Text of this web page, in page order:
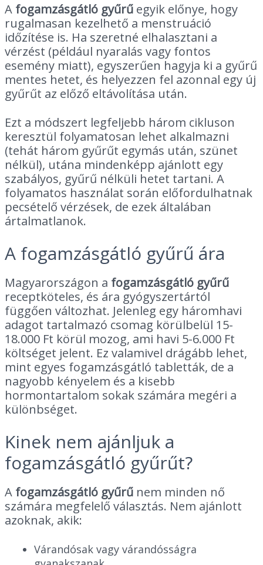
A fogamzásgátló gyűrű egyik előnye, hogy
rugalmasan kezelhető a menstruáció
időzítése is. Ha szeretné elhalasztani a
vérzést (például nyaralás vagy fontos
esemény miatt), egyszerűen hagyja ki a gyűrű
mentes hetet, és helyezzen fel azonnal egy új
gyűrűt az előző eltávolítása után.
Ezt a módszert legfeljebb három cikluson
keresztül folyamatosan lehet alkalmazni
(tehát három gyűrűt egymás után, szünet
nélkül), utána mindenképp ajánlott egy
szabályos, gyűrű nélküli hetet tartani. A
folyamatos használat során előfordulhatnak
pecsételő vérzések, de ezek általában
ártalmatlanok.
A fogamzásgátló gyűrű ára
Magyarországon a fogamzásgátló gyűrű
receptköteles, és ára gyógyszertártól
függően változhat. Jelenleg egy háromhavi
adagot tartalmazó csomag körülbelül 15-
18.000 Ft körül mozog, ami havi 5-6.000 Ft
költséget jelent. Ez valamivel drágább lehet,
mint egyes fogamzásgátló tabletták, de a
nagyobb kényelem és a kisebb
hormontartalom sokak számára megéri a
különbséget.
Kinek nem ajánljuk a
fogamzásgátló gyűrűt?
A fogamzásgátló gyűrű nem minden nő
számára megfelelő választás. Nem ajánlott
azoknak, akik:
Várandósak vagy várandósságra